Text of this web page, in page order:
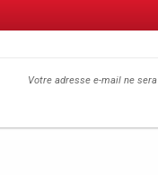
Votre adresse e-mail ne sera